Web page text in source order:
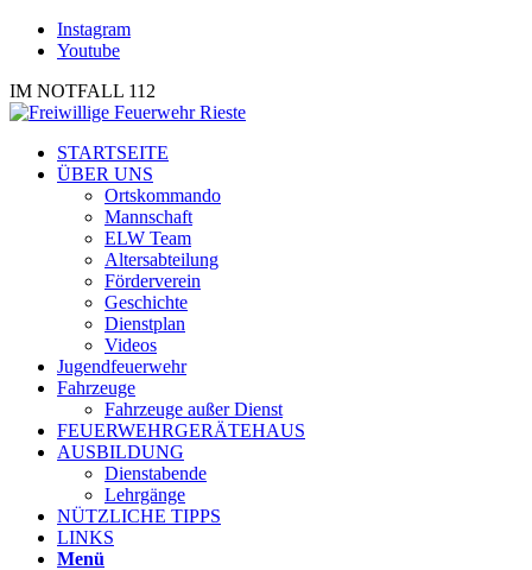
Instagram
Youtube
IM NOTFALL 112
STARTSEITE
ÜBER UNS
Ortskommando
Mannschaft
ELW Team
Altersabteilung
Förderverein
Geschichte
Dienstplan
Videos
Jugendfeuerwehr
Fahrzeuge
Fahrzeuge außer Dienst
FEUERWEHRGERÄTEHAUS
AUSBILDUNG
Dienstabende
Lehrgänge
NÜTZLICHE TIPPS
LINKS
Menü